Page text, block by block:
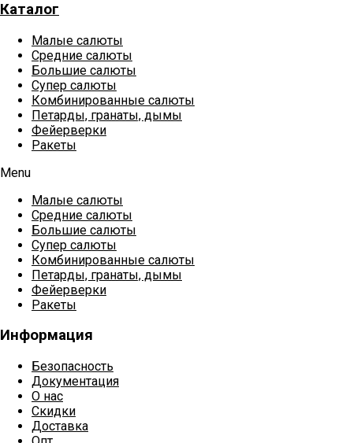
Каталог
Малые салюты
Средние салюты
Большие салюты
Супер салюты
Комбинированные салюты
Петарды, гранаты, дымы
Фейерверки
Ракеты
Menu
Малые салюты
Средние салюты
Большие салюты
Супер салюты
Комбинированные салюты
Петарды, гранаты, дымы
Фейерверки
Ракеты
Информация
Безопасность
Документация
О нас
Скидки
Доставка